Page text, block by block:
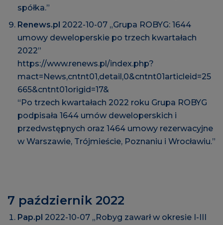
spółka.”
Renews.pl 2022-10-07 „Grupa ROBYG: 1644
umowy deweloperskie po trzech kwartałach
2022”
https://www.renews.pl/index.php?
mact=News,cntnt01,detail,0&cntnt01articleid=25
665&cntnt01origid=17&
“Po trzech kwartałach 2022 roku Grupa ROBYG
podpisała 1644 umów deweloperskich i
przedwstępnych oraz 1464 umowy rezerwacyjne
w Warszawie, Trójmieście, Poznaniu i Wrocławiu.”
7 październik 2022
Pap.pl 2022-10-07 „Robyg zawarł w okresie I-III